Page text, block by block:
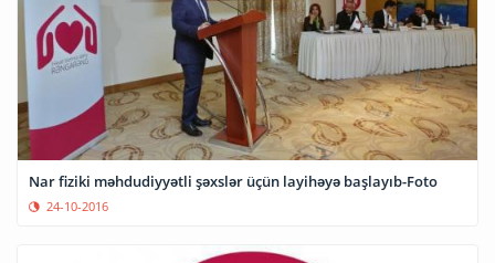
Nar fiziki məhdudiyyətli şəxslər üçün layihəyə başlayıb-Foto
24-10-2016